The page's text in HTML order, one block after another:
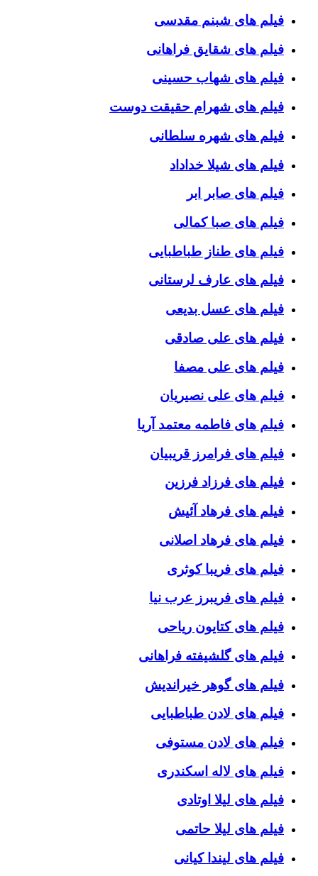
فیلم های شبنم مقدسی
فیلم های شقایق فراهانی
فیلم های شهاب حسینی
فیلم های شهرام حقیقت دوست
فیلم های شهره سلطانی
فیلم های شیلا خداداد
فیلم های صابر ابر
فیلم های صبا کمالی
فیلم های طناز طباطبایی
فیلم های عارف لرستانی
فیلم های عسل بدیعی
فیلم های علی صادقی
فیلم های علی مصفا
فیلم های علی نصیریان
فیلم های فاطمه معتمد آریا
فیلم های فرامرز قریبیان
فیلم های فرزاد فرزین
فیلم های فرهاد آئیش
فیلم های فرهاد اصلانی
فیلم های فریبا کوثری
فیلم های فریبرز عرب نیا
فیلم های کتایون ریاحی
فیلم های گلشیفته فراهانی
فیلم های گوهر خیراندیش
فیلم های لادن طباطبایی
فیلم های لادن مستوفی
فیلم های لاله اسکندری
فیلم های لیلا اوتادی
فیلم های لیلا حاتمی
فیلم های لیندا کیانی